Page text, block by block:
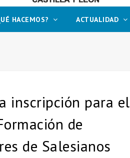
HACEMOS? ACTUALIDAD
inscripción para el
de
de Salesianos